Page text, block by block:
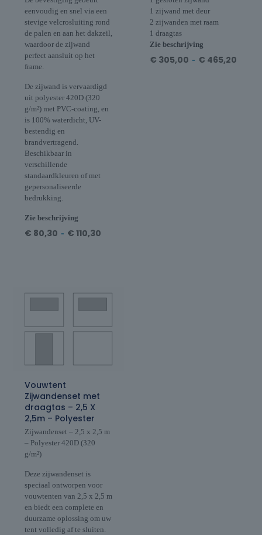
eenvoudig en snel via een
stevige velcrosluiting rond
de palen en aan het dakzeil,
waardoor de zijwand
perfect aansluit op het
frame.
De zijwand is vervaardigd
uit polyester 420D (320
g/m²) met PVC-coating, en
is 100% waterdicht, UV-
bestendig en
brandvertragend.
Beschikbaar in
verschillende
standaardkleuren of met
gepersonaliseerde
bedrukking.
Zie beschrijving
€ 80,30 - € 110,30
1 zijwand met deur
2 zijwanden met raam
1 draagtas
Zie beschrijving
€ 305,00 - € 465,20
Vouwtent
Zijwandenset met
draagtas – 2,5 X
2,5m – Polyester
Zijwandenset – 2,5 x 2,5 m
– Polyester 420D (320
g/m²)
Deze zijwandenset is
speciaal ontworpen voor
vouwtenten van 2,5 x 2,5 m
en biedt een complete en
duurzame oplossing om uw
tent volledig af te sluiten.